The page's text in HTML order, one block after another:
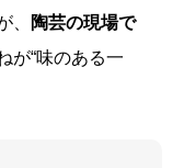
、
陶芸の現場で
が“味のある一